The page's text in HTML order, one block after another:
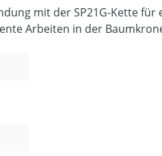
mit der SP21G-Kette
Arbeiten in der